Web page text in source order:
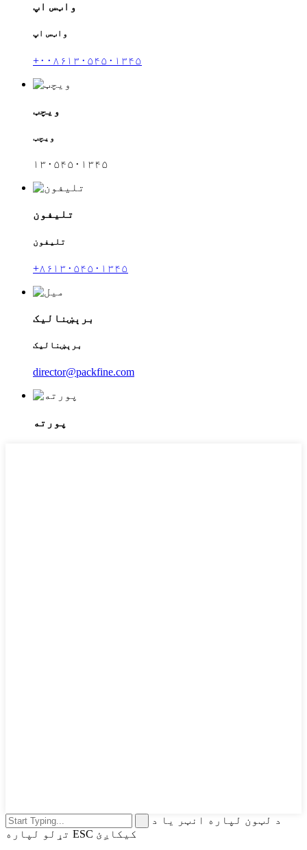
واټس اپ
واټس اپ
+۰۰۸۶۱۳۰۵۴۵۰۱۳۴۵
ویچټ
ویچټ
۱۳۰۵۴۵۰۱۳۴۵
تلیفون
تلیفون
+۸۶۱۳۰۵۴۵۰۱۳۴۵
برېښنالیک
برېښنالیک
director@packfine.com
پورته
د لټون لپاره انټر یا د
تړلو لپاره ESC کیکاږئ